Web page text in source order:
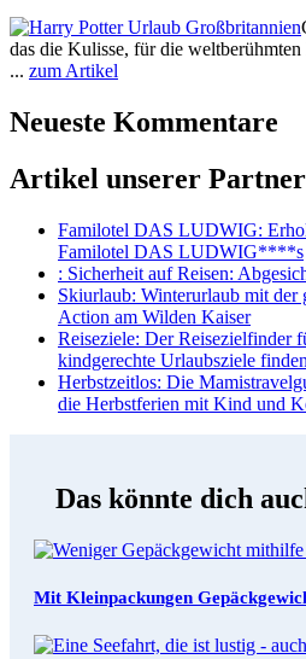
das die Kulisse, für die
... zum Artikel
Neueste Kommentare
Artikel unserer Partner
Familotel DAS LUDWIG:
Familotel DAS LUDWIG****s
: Sicherheit auf Reisen:
Skiurlaub: Winterurlaub mit der
Action am Wilden Kaiser
Reiseziele: Der Reisezielfinder
kindgerechte Urlaubsziele finden
Herbstzeitlos: Die
die Herbstferien mit Kind und
Das könnte dich
Mit Kleinpackungen